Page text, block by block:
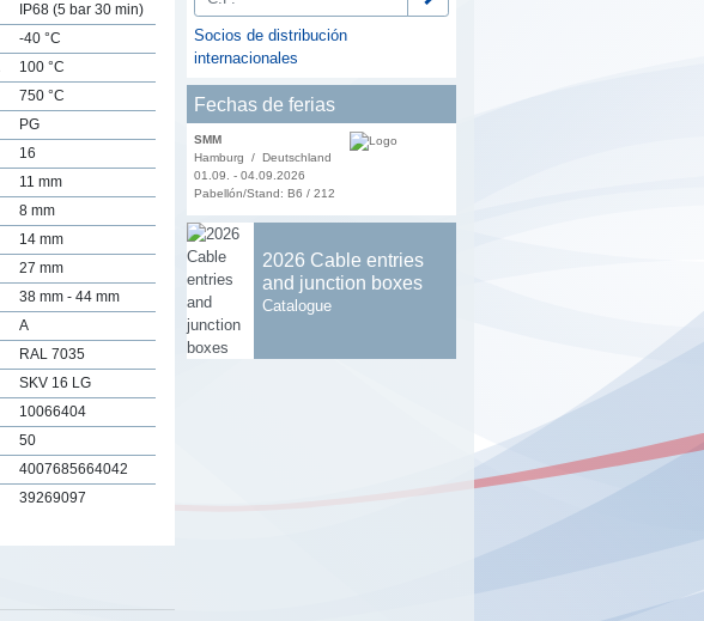
IP68 (5 bar 30 min)
-40 °C
100 °C
750 °C
PG
16
11 mm
8 mm
14 mm
27 mm
38 mm - 44 mm
A
RAL 7035
SKV 16 LG
10066404
50
4007685664042
39269097
Socios de distribución
internacionales
Fechas de ferias
SMM
Hamburg / Deutschland
01.09. - 04.09.2026
Pabellón/Stand: B6 / 212
2026 Cable entries
and junction boxes
Catalogue